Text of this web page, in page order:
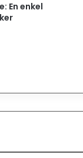
En enkel